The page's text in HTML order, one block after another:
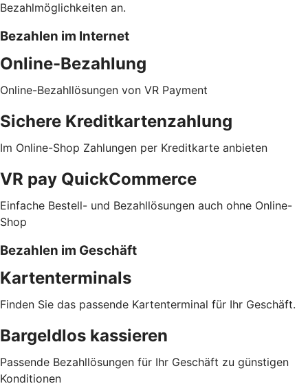
Bezahlmöglichkeiten an.
Bezahlen im Internet
Online-Bezahlung
Online-Bezahllösungen von VR Payment
Sichere Kreditkartenzahlung
Im Online-Shop Zahlungen per Kreditkarte anbieten
VR pay QuickCommerce
Einfache Bestell- und Bezahllösungen auch ohne Online-
Shop
Bezahlen im Geschäft
Kartenterminals
Finden Sie das passende Kartenterminal für Ihr Geschäft.
Bargeldlos kassieren
Passende Bezahllösungen für Ihr Geschäft zu günstigen
Konditionen